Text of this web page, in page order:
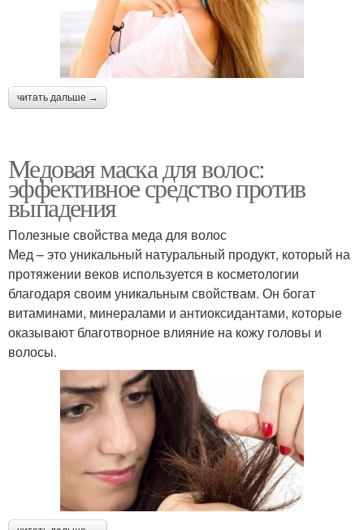
читать дальше →
Медовая маска для волос:
эффективное средство против
выпадения
Полезные свойства меда для волос
Мед – это уникальный натуральный продукт, который на
протяжении веков используется в косметологии
благодаря своим уникальным свойствам. Он богат
витаминами, минералами и антиоксидантами, которые
оказывают благотворное влияние на кожу головы и
волосы.